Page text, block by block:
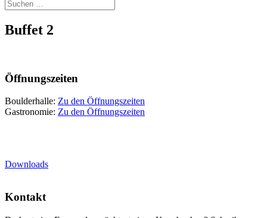
Buffet 2
Öffnungszeiten
Boulderhalle: Zu den Öffnungszeiten
Gastronomie: Zu den Öffnungszeiten
Downloads
Kontakt